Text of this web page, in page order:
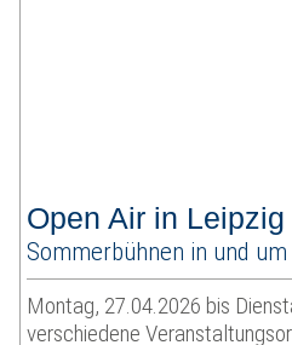
Open Air in Leipzig
Sommerbühnen in und um
Montag, 27.04.2026 bis
verschiedene